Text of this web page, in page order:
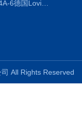
ET99724A-6德国Lovibond ET99724A-6微电脑BOD测定仪
司 All Rights